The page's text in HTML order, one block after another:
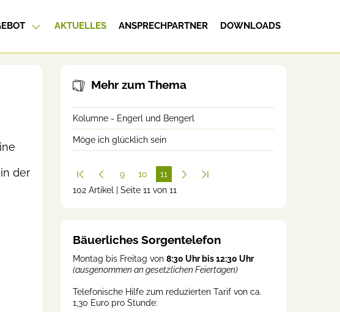
AKTUELLES ANSPRECHPARTNER DOWNLOADS
der
Mehr zum Thema
Kolumne - Engerl und Bengerl
Möge ich glücklich sein
9 10
11
(cur
102 Artikel | Seite 11 von 11
Bäuerliches Sorgentelefon
Montag bis Freitag von 8:30 Uhr bis 12:30 Uhr
(ausgenommen an gesetzlichen Feiertagen)
Telefonische Hilfe zum reduzierten Tarif von ca.
1,30 Euro pro Stunde: